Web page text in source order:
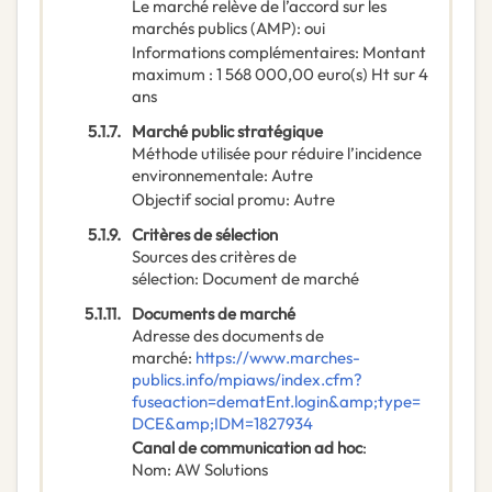
Le marché relève de l’accord sur les
marchés publics (AMP): oui
Informations complémentaires: Montant
maximum : 1 568 000,00 euro(s) Ht sur 4
ans
5.1.7. Marché public stratégique
Méthode utilisée pour réduire l’incidence
environnementale: Autre
Objectif social promu: Autre
5.1.9. Critères de sélection
Sources des critères de
sélection: Document de marché
5.1.11. Documents de marché
Adresse des documents de
marché: https://www.marches-
publics.info/mpiaws/index.cfm?
fuseaction=dematEnt.login&amp;type=
DCE&amp;IDM=1827934
Canal de communication ad hoc:
Nom: AW Solutions